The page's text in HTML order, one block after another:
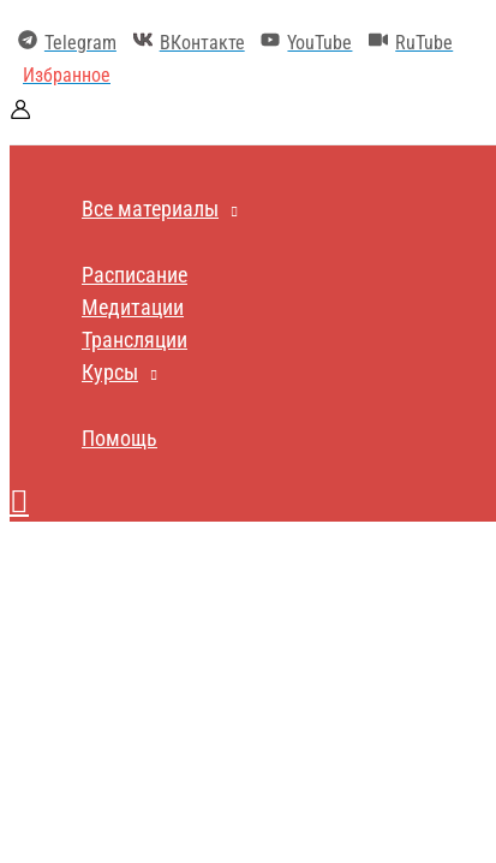
содержимому
Telegram ВКонтакте YouTube
RuTube
Избранное
Все материалы
Расписание
Медитации
Трансляции
Курсы
Помощь
Поиск